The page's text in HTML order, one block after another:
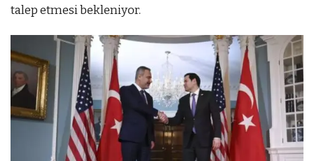
talep etmesi bekleniyor.